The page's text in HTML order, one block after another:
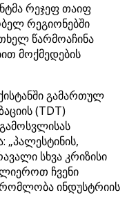
რეჯეფ თაიფ
რეგიონებში
წარმოაჩინა
მოქმედების
გამართულ
(TDT)
„პალესტინის,
სხვა კრიზისი
ჩვენი
ინდუსტრიის